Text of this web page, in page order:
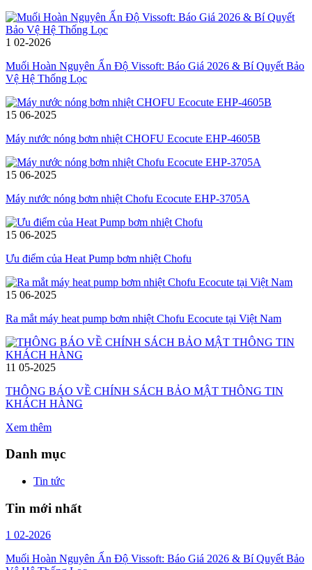
1 02-2026
Muối Hoàn Nguyên Ấn Độ Vissoft: Báo Giá 2026 & Bí Quyết Bảo
Vệ Hệ Thống Lọc
15 06-2025
Máy nước nóng bơm nhiệt CHOFU Ecocute EHP-4605B
15 06-2025
Máy nước nóng bơm nhiệt Chofu Ecocute EHP-3705A
15 06-2025
Ưu điểm của Heat Pump bơm nhiệt Chofu
15 06-2025
Ra mắt máy heat pump bơm nhiệt Chofu Ecocute tại Việt Nam
11 05-2025
THÔNG BÁO VỀ CHÍNH SÁCH BẢO MẬT THÔNG TIN
KHÁCH HÀNG
Xem thêm
Danh mục
Tin tức
Tin mới nhất
1 02-2026
Muối Hoàn Nguyên Ấn Độ Vissoft: Báo Giá 2026 & Bí Quyết Bảo